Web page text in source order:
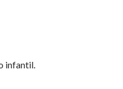
infantil.